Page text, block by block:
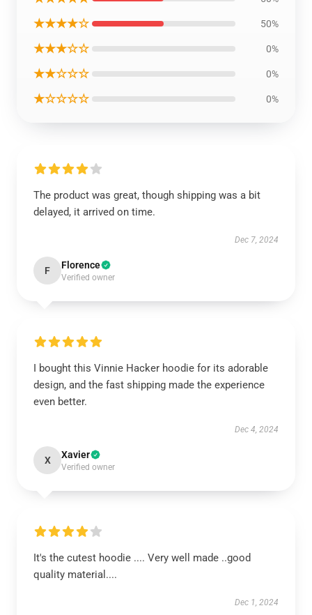
★★★★☆ 50%
★★★☆☆ 0%
★★☆☆☆ 0%
★☆☆☆☆ 0%
The product was great, though shipping was a bit
delayed, it arrived on time.
Dec 7, 2024
F Florence
Verified owner
I bought this Vinnie Hacker hoodie for its adorable
design, and the fast shipping made the experience
even better.
Dec 4, 2024
X Xavier
Verified owner
It's the cutest hoodie .... Very well made ..good
quality material....
Dec 1, 2024